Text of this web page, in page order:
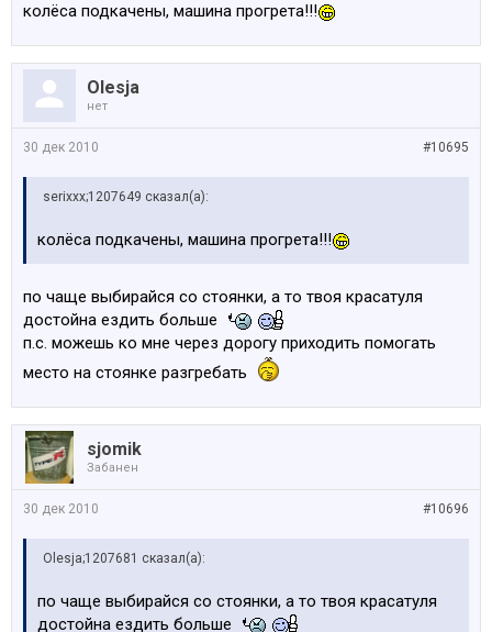
колёса подкачены, машина прогрета!!!
Olesja
нет
#10695
30 дек 2010
serixxx;1207649 сказал(а):
колёса подкачены, машина прогрета!!!
по чаще выбирайся со стоянки, а то твоя красатуля
достойна ездить больше
п.с. можешь ко мне через дорогу приходить помогать
место на стоянке разгребать
sjomik
Забанен
#10696
30 дек 2010
Olesja;1207681 сказал(а):
по чаще выбирайся со стоянки, а то твоя красатуля
достойна ездить больше